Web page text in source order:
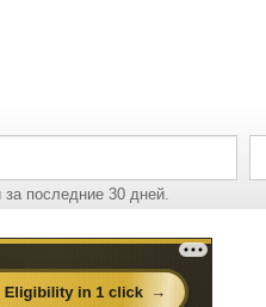
за последние 30 дней.